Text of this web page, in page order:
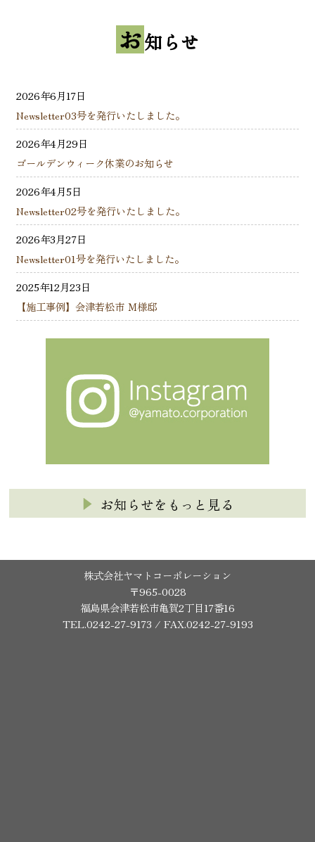
お知らせ
2026年6月17日
Newsletter03号を発行いたしました。
2026年4月29日
ゴールデンウィーク休業のお知らせ
2026年4月5日
Newsletter02号を発行いたしました。
2026年3月27日
Newsletter01号を発行いたしました。
2025年12月23日
【施工事例】会津若松市 Ｍ様邸
お知らせをもっと見る
株式会社ヤマトコーポレーション
〒965-0028
福島県会津若松市亀賀2丁目17番16
TEL.0242-27-9173 / FAX.0242-27-9193